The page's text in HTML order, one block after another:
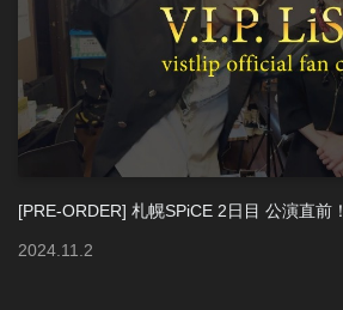
[PRE-ORDER] 札幌SPiCE 2日目 公演直前！
2024.11.2